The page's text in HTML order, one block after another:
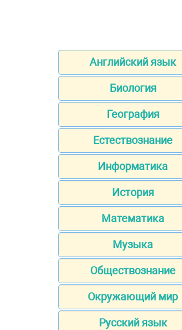
Английский язык
Биология
География
Естествознание
Информатика
История
Математика
Музыка
Обществознание
Окружающий мир
Русский язык